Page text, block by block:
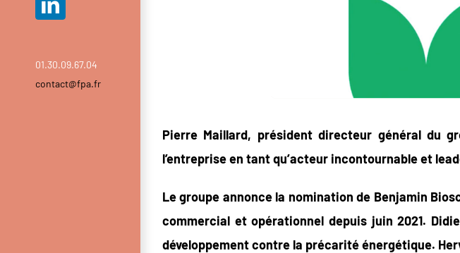
LinkedIn
01.30.09.67.04
contact@fpa.fr
Pierre Maillard, président directeur général du
l’entreprise en tant qu’acteur incontournable et
Le groupe annonce la nomination de Benjamin
commercial et opérationnel depuis juin 2021.
développement contre la précarité énergétique.